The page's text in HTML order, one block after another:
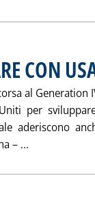
CON
al Generation
per
aderiscono
– ...